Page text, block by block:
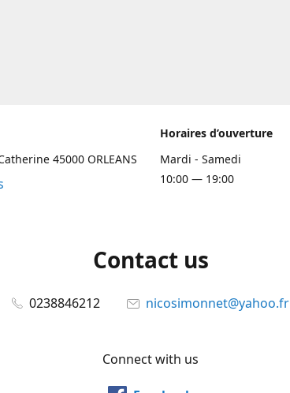
45000 ORLEANS
Horaires d’ouverture
Mardi - Samedi
10:00 — 19:00
Contact us
0238846212 nicosimonnet@yahoo.fr
Connect with us